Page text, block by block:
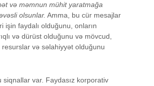
və məmnun mühit yaratmağa
olsunlar. Amma, bu cür mesajlar
faydalı olduğunu, onların
və dürüst olduğunu və mövcud,
və səlahiyyət olduğunu
siqnallar var. Faydasız korporativ